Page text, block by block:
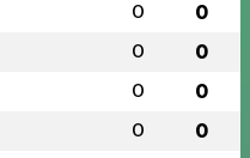
0 0
0 0
0 0
0 0